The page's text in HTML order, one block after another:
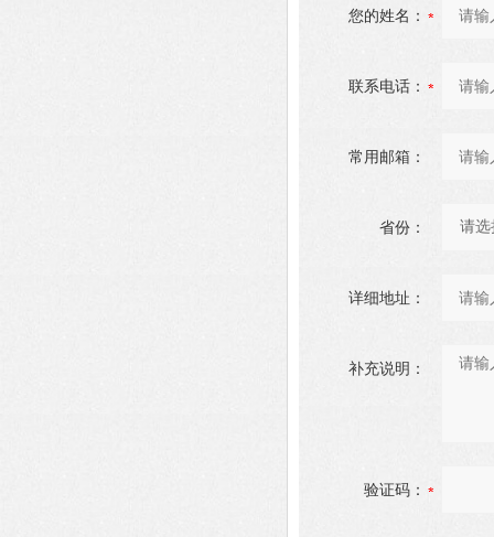
您的姓名：
联系电话：
常用邮箱：
省份：
详细地址：
补充说明：
验证码：